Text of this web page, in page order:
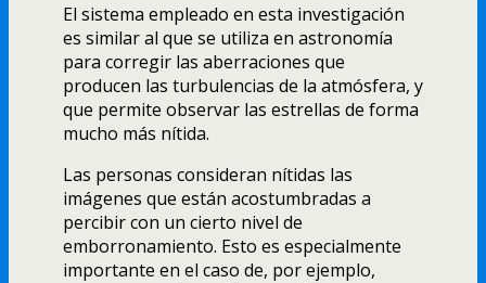
El sistema empleado en esta investigación
es similar al que se utiliza en astronomí­a
para corregir las aberraciones que
producen las turbulencias de la atmósfera, y
que permite observar las estrellas de forma
mucho más ní­tida.
Las personas consideran ní­tidas las
imágenes que están acostumbradas a
percibir con un cierto nivel de
emborronamiento. Esto es especialmente
importante en el caso de, por ejemplo,